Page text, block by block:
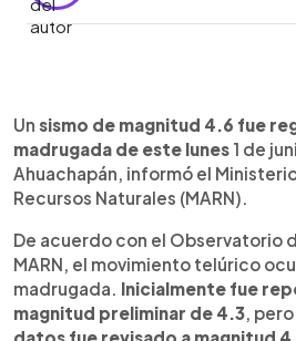
Escuchar artículo
El Ministerio de Medio
Naturales informó que un
fue registrado a las 2:55 de la
lunes frente a la costa de
movimiento telúrico fue
al suroeste de Barra de
profundidad de 23.49
reportado con magnitud 4.3,
fue revisado. La institución
fue generado por el proceso
Un sismo de magnitud 4.6 fue
madrugada de este lunes 1 de
Ahuachapán, informó el
Recursos Naturales (MARN).
De acuerdo con el Observatorio
MARN, el movimiento telúrico
madrugada. Inicialmente fue
magnitud preliminar de 4.3,